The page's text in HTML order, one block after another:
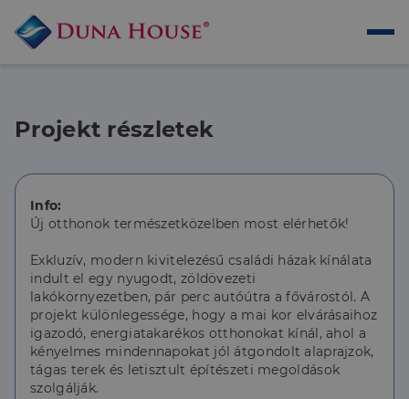
Projekt részletek
Info:
Új otthonok természetközelben most elérhetők!
Exkluzív, modern kivitelezésű családi házak kínálata
indult el egy nyugodt, zöldövezeti
lakókörnyezetben, pár perc autóútra a fővárostól. A
projekt különlegessége, hogy a mai kor elvárásaihoz
igazodó, energiatakarékos otthonokat kínál, ahol a
kényelmes mindennapokat jól átgondolt alaprajzok,
tágas terek és letisztult építészeti megoldások
szolgálják.